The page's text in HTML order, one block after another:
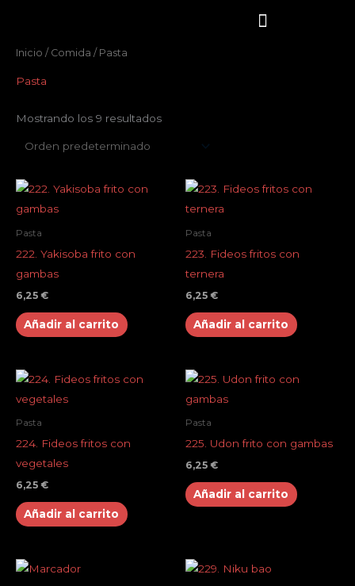
contenido
Inicio / Comida / Pasta
Pasta
Mostrando los 9 resultados
Pasta
222. Yakisoba frito con
gambas
6,25 €
Añadir al carrito
Pasta
223. Fideos fritos con
ternera
6,25 €
Añadir al carrito
Pasta
224. Fideos fritos con
vegetales
6,25 €
Añadir al carrito
Pasta
225. Udon frito con gambas
6,25 €
Añadir al carrito